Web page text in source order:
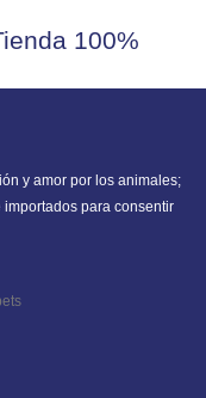
100%
y amor por los animales;
para consentir